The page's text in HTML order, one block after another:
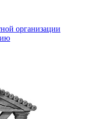
организации